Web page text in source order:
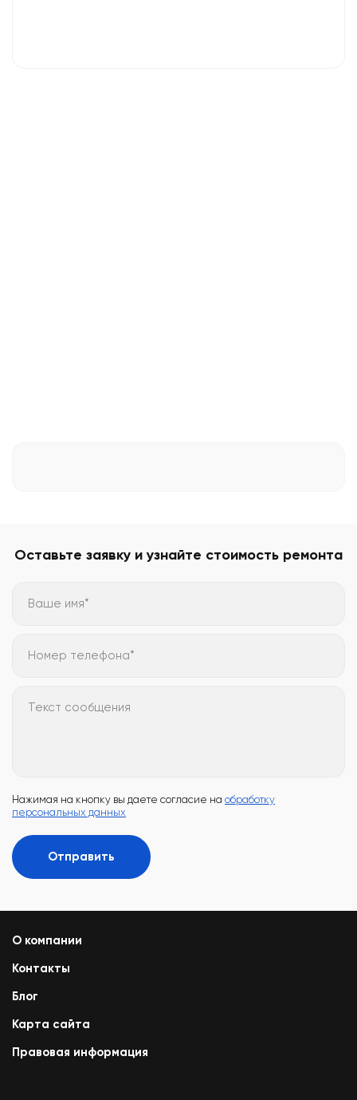
Оставьте заявку и узнайте стоимость ремонта
Ваше имя*
Номер телефона*
Текст сообщения
Нажимая на кнопку вы даете согласие на обработку
персональных данных
Отправить
О компании
Контакты
Блог
Карта сайта
Правовая информация